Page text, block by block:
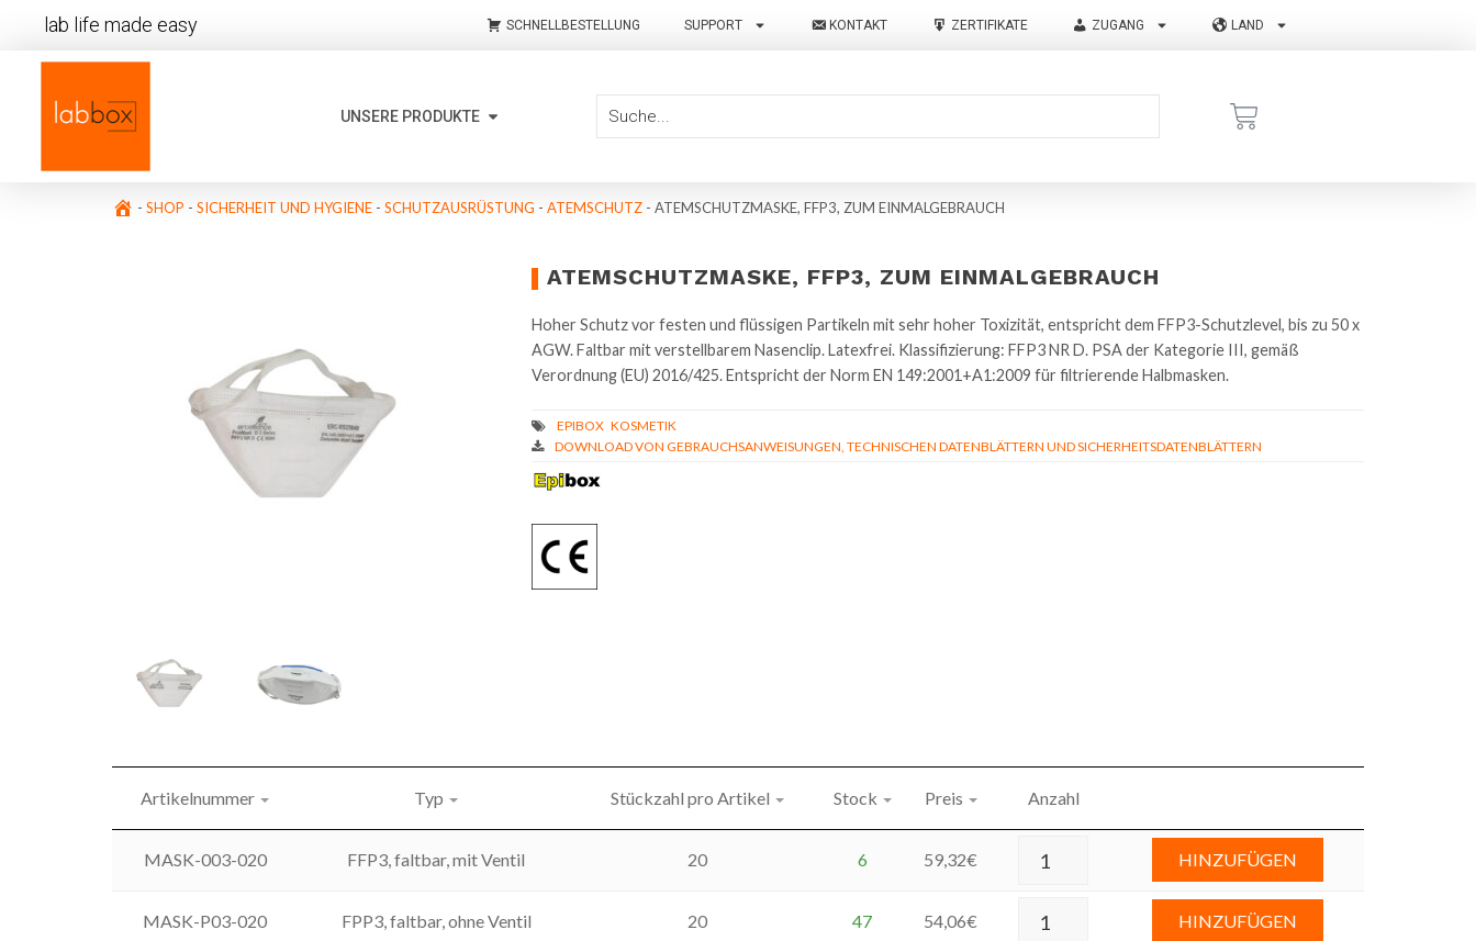
lab life made easy SCHNELLBESTELLUNG SUPPORT KONTAKT ZERTIFIKATE ZUGANG LAND
UNSERE PRODUKTE
- SHOP - SICHERHEIT UND HYGIENE - SCHUTZAUSRÜSTUNG - ATEMSCHUTZ - ATEMSCHUTZMASKE, FFP3, ZUM EINMALGEBRAUCH
ATEMSCHUTZMASKE, FFP3, ZUM EINMALGEBRAUCH
Hoher Schutz vor festen und flüssigen Partikeln mit sehr hoher Toxizität, entspricht dem FFP3-Schutzlevel, bis zu 50 x
AGW. Faltbar mit verstellbarem Nasenclip. Latexfrei. Klassifizierung: FFP3 NR D. PSA der Kategorie III, gemäß
Verordnung (EU) 2016/425. Entspricht der Norm EN 149:2001+A1:2009 für filtrierende Halbmasken.
DOWNLOAD VON GEBRAUCHSANWEISUNGEN, TECHNISCHEN DATENBLÄTTERN UND SICHERHEITSDATENBLÄTTERN
Artikelnummer Typ Stückzahl pro Artikel Stock Preis Anzahl
MASK-003-020 FFP3, faltbar, mit Ventil 20 6 59,32€ HINZUFÜGEN
MASK-P03-020 FPP3, faltbar, ohne Ventil 20 47 54,06€ HINZUFÜGEN